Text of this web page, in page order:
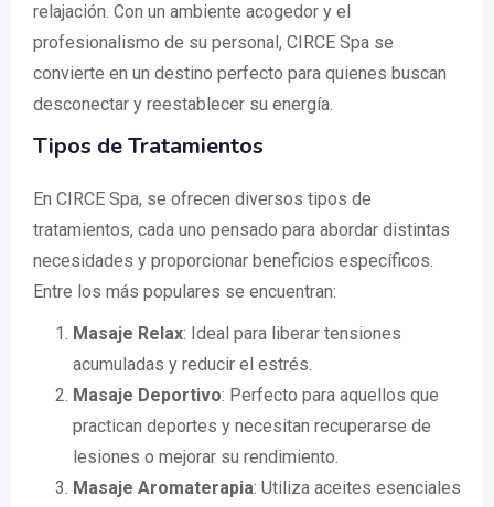
relajación. Con un ambiente acogedor y el
profesionalismo de su personal, CIRCE Spa se
convierte en un destino perfecto para quienes buscan
desconectar y reestablecer su energía.
Tipos de Tratamientos
En CIRCE Spa, se ofrecen diversos tipos de
tratamientos, cada uno pensado para abordar distintas
necesidades y proporcionar beneficios específicos.
Entre los más populares se encuentran:
Masaje Relax: Ideal para liberar tensiones
acumuladas y reducir el estrés.
Masaje Deportivo: Perfecto para aquellos que
practican deportes y necesitan recuperarse de
lesiones o mejorar su rendimiento.
Masaje Aromaterapia: Utiliza aceites esenciales